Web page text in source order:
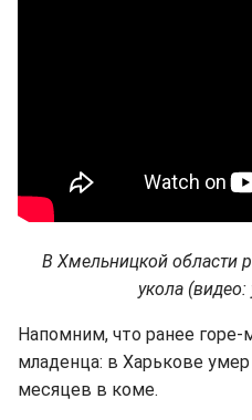
В Хмельницкой области
укола (видео:
Напомним, что ранее горе-
младенца: в Харькове
месяцев в коме.